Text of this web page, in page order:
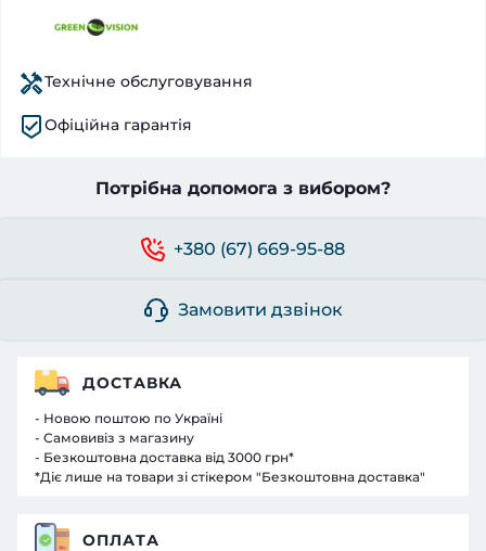
Технічне обслуговування
Офіційна гарантія
Потрібна допомога з вибором?
+380 (67) 669-95-88
Замовити дзвінок
ДОСТАВКА
- Новою поштою по Україні
- Самовивіз з магазину
- Безкоштовна доставка від 3000 грн*
*Діє лише на товари зі стікером "Безкоштовна доставка"
ОПЛАТА